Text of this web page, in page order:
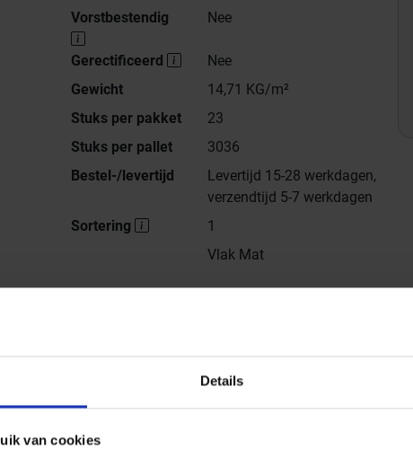
Details
van cookies
Vorstbestendig Nee
Gerectificeerd
Nee
Gewicht
14,71 KG/m²
Stuks per pakket
23
Stuks per pallet
3036
Bestel-/levertijd
Levertijd 15-28 werkdagen,
verzendtijd 5-7 werkdagen
Sortering
1
Vlak Mat